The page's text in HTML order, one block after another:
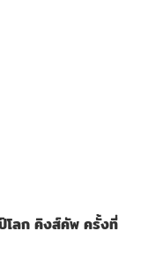
โลก คิงส์คัพ ครั้งที่